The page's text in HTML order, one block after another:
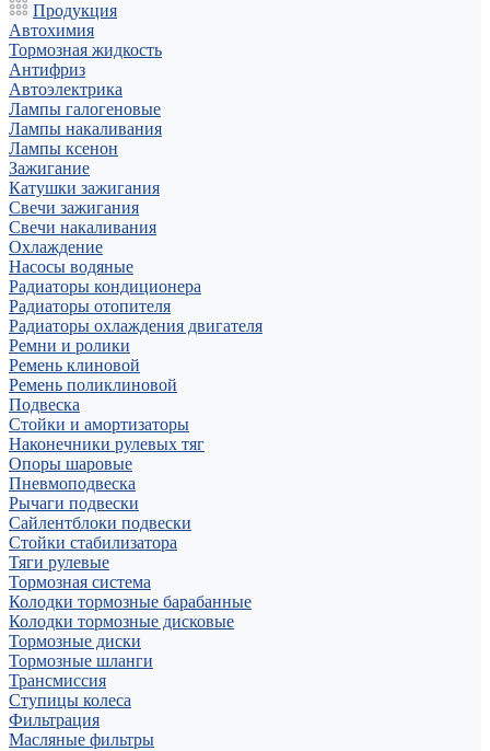
Продукция
Автохимия
Тормозная жидкость
Антифриз
Автоэлектрика
Лампы галогеновые
Лампы накаливания
Лампы ксенон
Зажигание
Катушки зажигания
Свечи зажигания
Свечи накаливания
Охлаждение
Насосы водяные
Радиаторы кондиционера
Радиаторы отопителя
Радиаторы охлаждения двигателя
Ремни и ролики
Ремень клиновой
Ремень поликлиновой
Подвеска
Стойки и амортизаторы
Наконечники рулевых тяг
Опоры шаровые
Пневмоподвеска
Рычаги подвески
Сайлентблоки подвески
Стойки стабилизатора
Тяги рулевые
Тормозная система
Колодки тормозные барабанные
Колодки тормозные дисковые
Тормозные диски
Тормозные шланги
Трансмиссия
Ступицы колеса
Фильтрация
Масляные фильтры